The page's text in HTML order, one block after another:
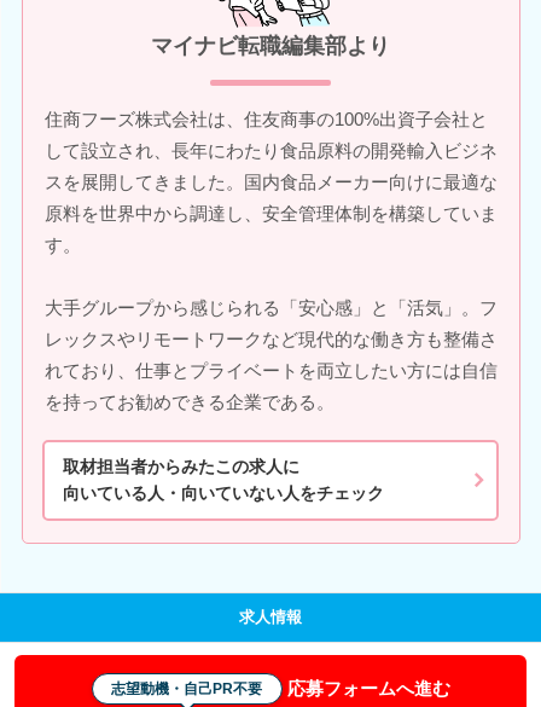
マイナビ転職編集部より
住商フーズ株式会社は、住友商事の100%出資子会社と
して設立され、長年にわたり食品原料の開発輸入ビジネ
スを展開してきました。国内食品メーカー向けに最適な
原料を世界中から調達し、安全管理体制を構築していま
す。
大手グループから感じられる「安心感」と「活気」。フ
レックスやリモートワークなど現代的な働き方も整備さ
れており、仕事とプライベートを両立したい方には自信
を持ってお勧めできる企業である。
取材担当者からみたこの求人に
向いている人・向いていない人をチェック
求人情報
志望動機・自己PR不要 応募フォームへ進む